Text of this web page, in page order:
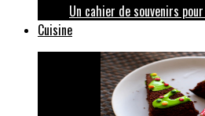
Un cahier de souvenirs
Cuisine